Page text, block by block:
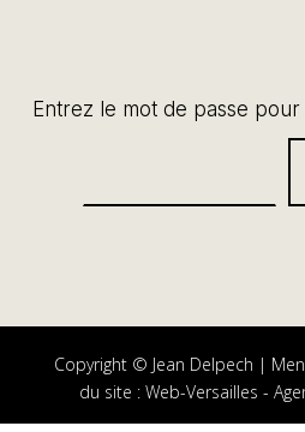
Entrez le mot de passe
Copyright © Jean Delpech |
du site :Web-Versailles -